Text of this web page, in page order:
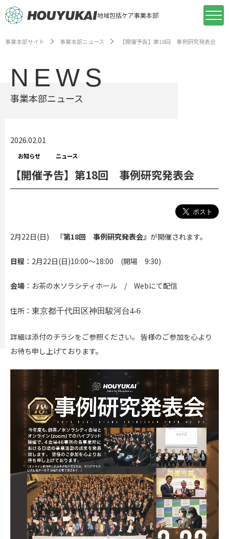
地域包括ケア事業本部
事業本部サイト 事業本部ニュース 【開催予告】第18回 事例研究発表会
NEWS
事業本部ニュース
2026.02.01
お知らせ ニュース
【開催予告】第18回 事例研究発表会
2月22日(日) 『第18回 事例研究発表会』 が開催されます。
日程 ：2月22日(日)10:00～18:00 (開場 9:30)
会場 ：お茶の水ソラシティホール / Webにて配信
住所： 東京都千代田区神田駿河台4-6
詳細は添付のチラシをご参照ください。 皆様のご参加を心より
お待ち申し上げております。